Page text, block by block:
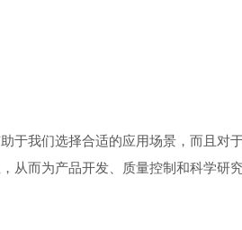
于我们选择合适的应用场景，而且对
从而为产品开发、质量控制和科学研